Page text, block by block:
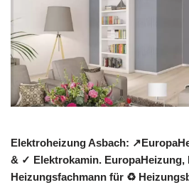
Elektroheizung Asbach:
& ✓ Elektrokamin. EuropaHeizung,
Heizungsfachmann für ♻